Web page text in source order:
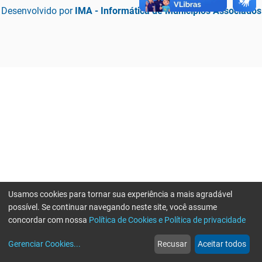
Desenvolvido por IMA - Informática de Municípios Associados
web
Notícias
more_horiz
Mais
Usamos cookies para tornar sua experiência a mais agradável
possível. Se continuar navegando neste site, você assume
concordar com nossa Política de Cookies e Política de privacidade
Gerenciar Cookies... Recusar Aceitar todos
Erro ao enviar informações, por favor tente novamente